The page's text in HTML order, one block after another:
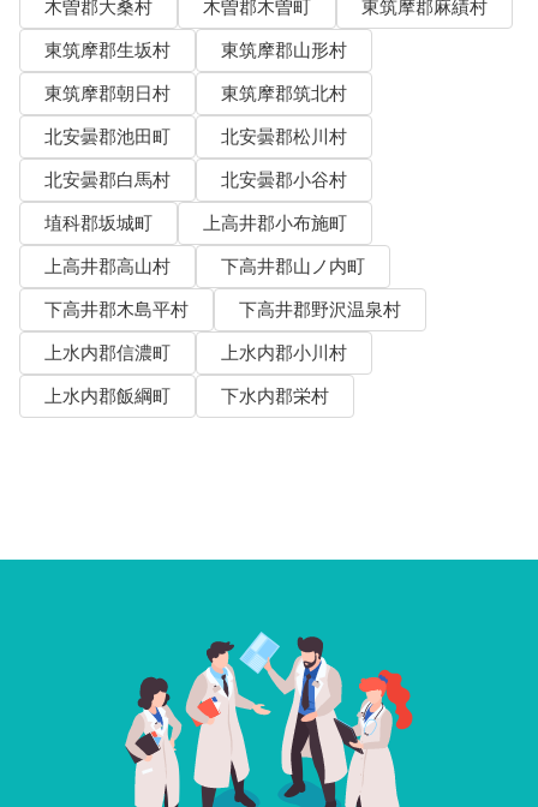
木曽郡大桑村
木曽郡木曽町
東筑摩郡麻績村
東筑摩郡生坂村
東筑摩郡山形村
東筑摩郡朝日村
東筑摩郡筑北村
北安曇郡池田町
北安曇郡松川村
北安曇郡白馬村
北安曇郡小谷村
埴科郡坂城町
上高井郡小布施町
上高井郡高山村
下高井郡山ノ内町
下高井郡木島平村
下高井郡野沢温泉村
上水内郡信濃町
上水内郡小川村
上水内郡飯綱町
下水内郡栄村